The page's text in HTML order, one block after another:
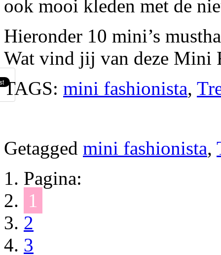
ook mooi kleden met de
Hieronder 10 mini’s
Wat vind jij van deze Mini
TAGS: mini fashionista,
Getagged mini fashionista,
Pagina:
1
2
3